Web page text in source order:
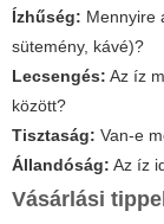
Ízhűség: Mennyire
sütemény, kávé)?
Lecsengés: Az íz
között?
Tisztaság: Van-e
Állandóság: Az íz
Vásárlási